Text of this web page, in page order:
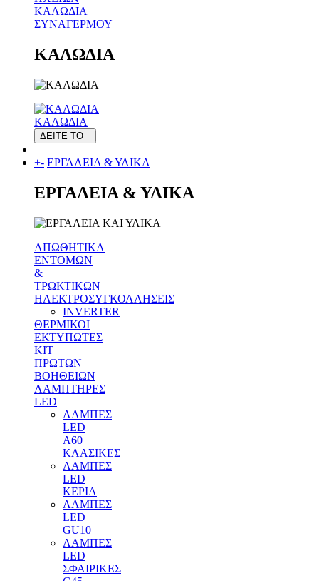
ΚΑΛΩΔΙΑ
ΣΥΝΑΓΕΡΜΟΥ
ΚΑΛΩΔΙΑ
ΚΑΛΩΔΙΑ
ΔΕΙΤΕ ΤΟ
+- ΕΡΓΑΛΕΙΑ & ΥΛΙΚΑ
ΕΡΓΑΛΕΙΑ & ΥΛΙΚΑ
ΑΠΩΘΗΤΙΚΑ
ΕΝΤΟΜΩΝ
&
ΤΡΩΚΤΙΚΩΝ
ΗΛΕΚΤΡΟΣΥΓΚΟΛΛΗΣΕΙΣ
INVERTER
ΘΕΡΜΙΚΟΙ
ΕΚΤΥΠΩΤΕΣ
ΚΙΤ
ΠΡΩΤΩΝ
ΒΟΗΘΕΙΩΝ
ΛΑΜΠΤΗΡΕΣ
LED
ΛΑΜΠΕΣ
LED
Α60
ΚΛΑΣΙΚΕΣ
ΛΑΜΠΕΣ
LED
ΚΕΡΙΑ
ΛΑΜΠΕΣ
LED
GU10
ΛΑΜΠΕΣ
LED
ΣΦΑΙΡΙΚΕΣ